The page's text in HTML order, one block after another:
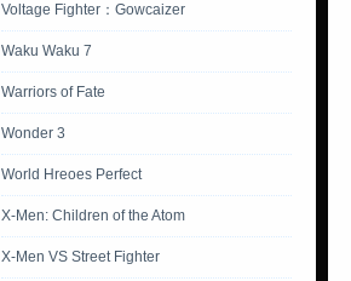
Voltage Fighter：Gowcaizer
Waku Waku 7
Warriors of Fate
Wonder 3
World Hreoes Perfect
X-Men: Children of the Atom
X-Men VS Street Fighter